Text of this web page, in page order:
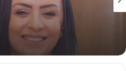
اتجاه بني سويف الطريق
المساعدات لأسر الضحايا